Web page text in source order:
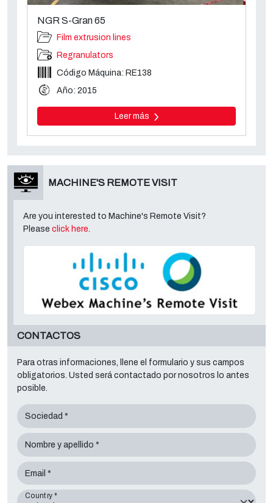
NGR S-Gran 65
Film extrusion lines
Regranulators
Código Máquina: RE138
Año: 2015
Leer más
MACHINE'S REMOTE VISIT
Are you interested to Machine's Remote Visit?
Please click here.
CONTACTOS
Para otras informaciones, llene el formulario y sus campos
obligatorios. Usted será contactado por nosotros lo antes
posible.
Sociedad *
Nombre y apellido *
Email *
Country *